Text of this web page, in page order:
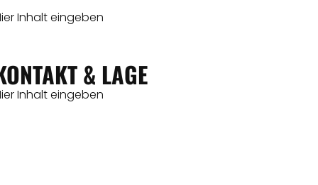
Inhalt eingeben
& LAGE
Inhalt eingeben